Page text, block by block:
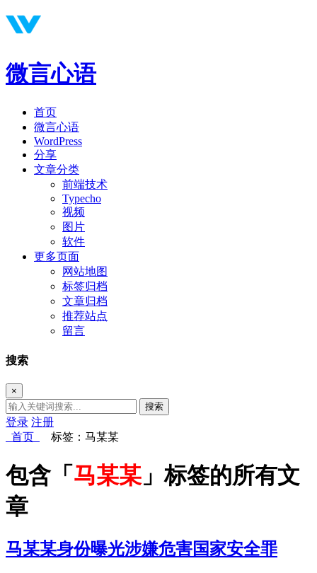
微言心语
首页
微言心语
WordPress
分享
文章分类
前端技术
Typecho
视频
图片
软件
更多页面
网站地图
标签归档
文章归档
推荐站点
留言
搜索
×
搜索
登录 注册
首页
标签：马某某
包含「 马某某 」标签的所有文
章
马某某身份曝光涉嫌危害国家安全罪